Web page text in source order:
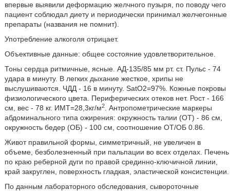
впервые выявили деформацию желчного пузыря, по поводу чего
пациент соблюдал диету и периодически принимал желчегонные
препараты (названия не помнит).
Употребление алкоголя отрицает.
Объективные данные: общее состояние удовлетворительное.
Тоны сердца ритмичные, ясные. АД-135/85 мм рт. ст. Пульс - 74
удара в минуту. В легких дыхание жесткое, хрипы не
выслушиваются. ЧДД - 16 в минуту. SatO2=97%. Кожные покровы
физиологического цвета. Периферических отеков нет. Рост - 166
см, вес - 78 кг. ИМТ=28,3кг/м2. Антропометрические маркеры
абдоминального типа ожирения: окружность талии (ОТ) - 86 см,
окружность бедер (ОБ) - 100 см, соотношение ОТ/ОБ 0.86.
Живот правильной формы, симметричный, не увеличен в
объеме, безболезненный при пальпации во всех отделах. Печень
по краю реберной дуги по правой срединно-ключичной линии,
край закруглен, поверхность гладкая, эластической консистенции.
По данным лабораторного обследования, сывороточные